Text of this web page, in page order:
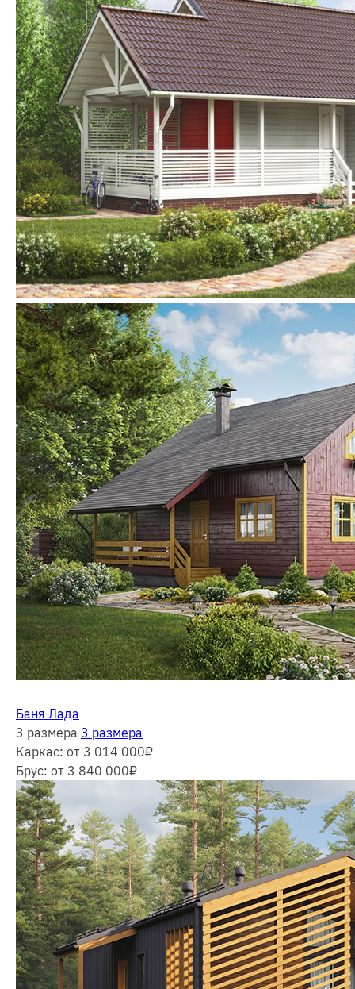
Баня Лада
3 размера 3 размера
Каркас: от 3 014 000₽
Брус: от 3 840 000₽